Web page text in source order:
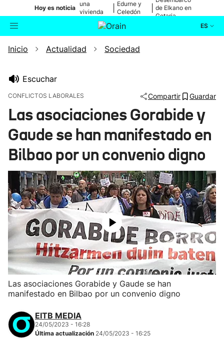
Hoy es noticia
una
vivienda
de Bilbao
Edurne y
Celedón
de Elkano en
Getaria
ES
Buscador Actualidad
Ikusmiran
Eguraldia
Inicio Actualidad Sociedad
Escuchar
CONFLICTOS LABORALES Compartir Guardar
Las asociaciones Gorabide y
Gaude se han manifestado en
Bilbao por un convenio digno
Las asociaciones Gorabide y Gaude se han
manifestado en Bilbao por un convenio digno
EITB MEDIA
24/05/2023 - 16:28
Última actualización 24/05/2023 - 16:25